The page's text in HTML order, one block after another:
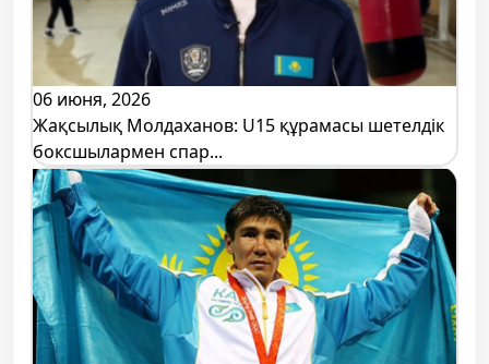
06 июня, 2026
Жақсылық Молдаханов: U15 құрамасы шетелдік
боксшылармен спар...